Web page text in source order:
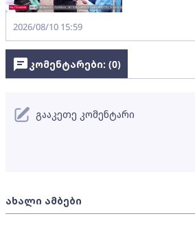
2026/08/10 15:59
ახალი ამბები
კომენტარები: (0)
გააკეთე კომენტარი